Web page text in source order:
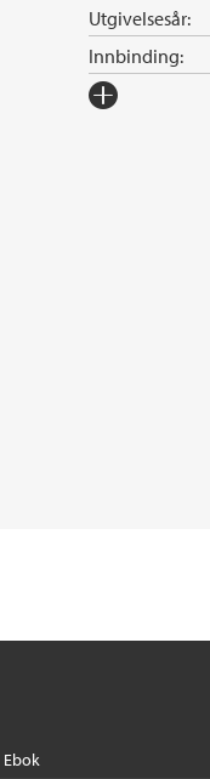
Innbinding:
Utgivelsesår:
Forlag:
Ebok